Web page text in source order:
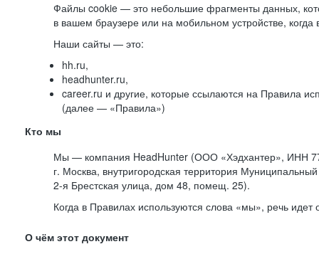
Файлы cookie — это небольшие фрагменты данных,
в вашем браузере или на мобильном устройстве,
Наши сайты — это:
hh.ru,
headhunter.ru,
career.ru и другие, которые ссылаются на Правила
(далее — «Правила»)
Кто мы
Мы — компания HeadHunter (ООО «Хэдхантер», ИНН
г. Москва, внутригородская территория Муниципальный
2-я Брестская улица, дом 48, помещ. 25).
Когда в Правилах используются слова «мы», речь
О чём этот документ